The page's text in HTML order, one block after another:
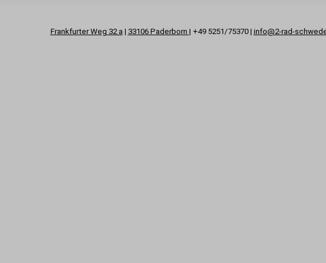
Frankfurter Weg 32 a | 33106 Paderborn | +49 5251/75370 | info@2-rad-